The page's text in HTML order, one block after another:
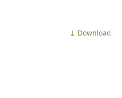
⤓ Download